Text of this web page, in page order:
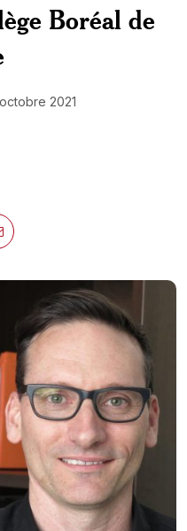
Boréal de
2021